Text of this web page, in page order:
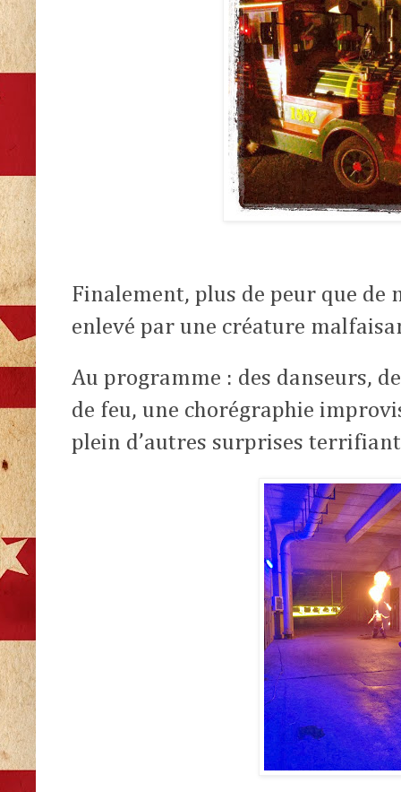
Finalement, plus de peur que de
enlevé par une créature
Au programme : des danseurs,
de feu, une chorégraphie
plein d’autres surprises